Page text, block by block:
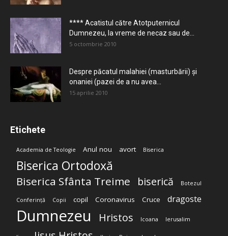
**** Acatistul către Atotputernicul
Dumnezeu, la vreme de necaz sau de...
5 octombrie 2010
Despre păcatul malahiei (masturbării) şi
onaniei (pazei de a nu avea...
15 aprilie 2010
Etichete
Academia de Teologie Anul nou avort Biserica
Biserica Ortodoxă
Biserica Sfânta Treime biserică Botezul
Conferință Copii copil Coronavirus Cruce dragoste
Dumnezeu Hristos Icoana Ierusalim